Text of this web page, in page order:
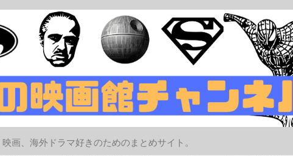
映画、海外ドラマ好きのためのまとめサイト。